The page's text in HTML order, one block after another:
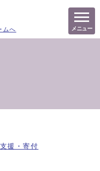
ムへ メニュー
援・寄付